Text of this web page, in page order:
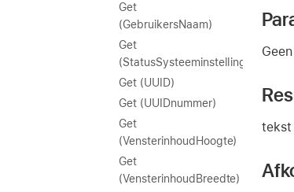
Get
(GebruikersNaam)
Get
Get (UUID)
Get (UUIDnummer)
Get
(VensterinhoudHoogte)
Get
(VensterinhoudBreedte)
Geen
tekst